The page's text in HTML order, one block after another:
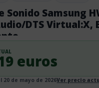
Sonido Samsung
DTS Virtual:X,
euros
20 de mayo de 2026Ver precio